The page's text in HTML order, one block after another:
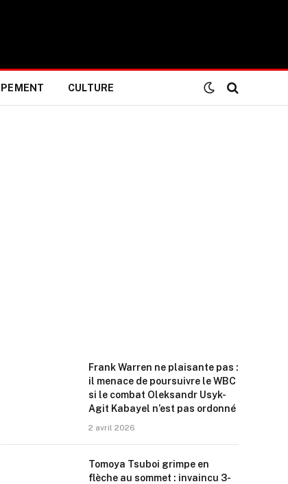
CULTURE
Frank Warren ne plaisante pas :
il menace de poursuivre le WBC
si le combat Oleksandr Usyk-
Agit Kabayel n’est pas ordonné
2 avril 2026
Tomoya Tsuboi grimpe en
flèche au sommet : invaincu 3-